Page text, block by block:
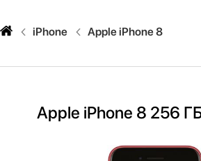
iPhone Apple iPhone 8
Apple iPhone 8 256